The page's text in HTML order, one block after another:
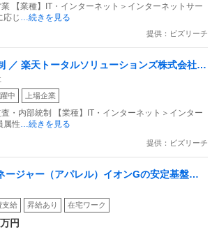
業 【業種】IT・インターネット＞インターネットサー
応じ
…続きを見る
提供：ビズリーチ
／ 楽天トータルソリューションズ株式会社
アンス支援部 業務統制支援課：ショップコン
当（SBCSD）
中 上場企業
査・内部統制 【業種】IT・インターネット＞インター
属性 …続きを見る
提供：ビズリーチ
ージャー（アパレル）イオンGの安定基盤／
支給 昇給あり 在宅ワーク
円